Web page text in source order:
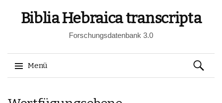
Biblia Hebraica transcripta
Forschungsdatenbank 3.0
Menü
zum
Suchen
nach: